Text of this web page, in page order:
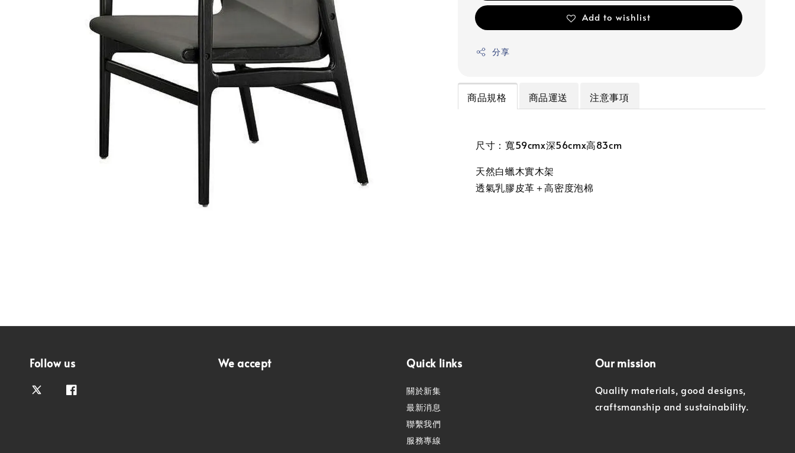
Add to wishlist
分享
商品規格 商品運送 注意事項
尺寸：寬59cmx深56cmx高83cm
天然白蠟木實木架
透氣乳膠皮革＋高密度泡棉
Follow us We accept Quick links
關於新集
最新消息
聯繫我們
服務專線
Our mission
Quality materials, good designs,
craftsmanship and sustainability.